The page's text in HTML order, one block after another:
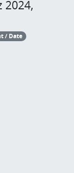
2024,
/ Date